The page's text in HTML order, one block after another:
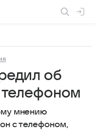
об
телефоном
мнению
с телефоном,